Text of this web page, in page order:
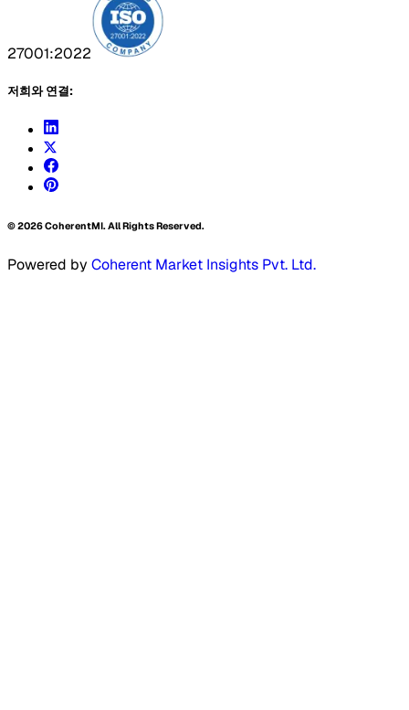
27001:2022
저희와 연결:
©2026CoherentMI. All Rights Reserved.
Powered by Coherent Market Insights Pvt. Ltd.